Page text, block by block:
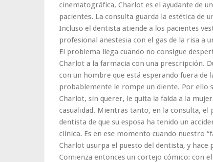
cinematográfica, Charlot es el ayudante de
pacientes. La consulta guarda la estética de
Incluso el dentista atiende a los pacientes
profesional anestesia con el gas de la risa a
El problema llega cuando no consigue
Charlot a la farmacia con una prescripción.
con un hombre que está esperando fuera de
probablemente le rompe un diente. Por ello
Charlot, sin querer, le quita la falda a la
casualidad. Mientras tanto, en la consulta, el
dentista de que su esposa ha tenido un
clínica. Es en ese momento cuando nuestro
Charlot usurpa el puesto del dentista, y hace
Comienza entonces un cortejo cómico: con